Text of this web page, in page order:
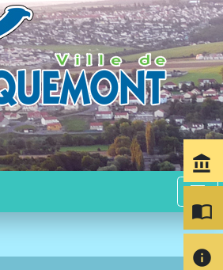
menu
account_balance
import_contacts
info